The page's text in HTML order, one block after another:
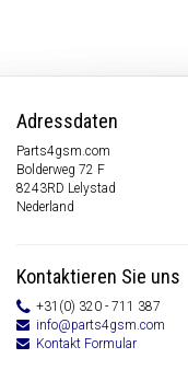
Adressdaten
Parts4gsm.com
Bolderweg 72 F
8243RD Lelystad
Nederland
Kontaktieren Sie uns
+31(0) 320 - 711 387
info@parts4gsm.com
Kontakt Formular